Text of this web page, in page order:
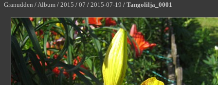
Granudden /Album / 2015 / 07 / 2015-07-19 / Tangolilja_0001